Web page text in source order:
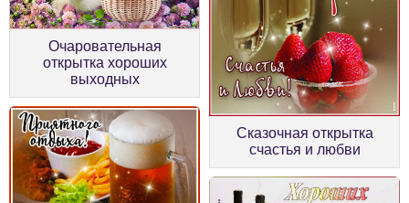
Очаровательная
открытка хороших
выходных
Сказочная открытка
счастья и любви